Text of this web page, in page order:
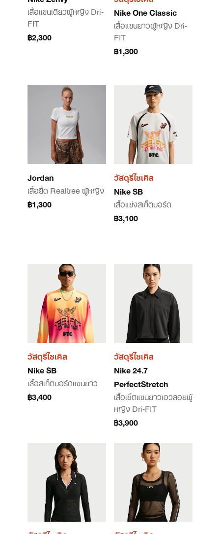
เสื้อแขนเดียวผู้หญิง Dri-
FIT
฿2,300
Nike One Classic
เสื้อแขนยาวผู้หญิง Dri-
FIT
฿1,300
Jordan
เสื้อยืด Realtree ผู้หญิง
฿1,300
วัสดุรีไซเคิล
Nike SB
เสื้อแข่งสเก็ตบอร์ด
฿3,100
วัสดุรีไซเคิล
Nike SB
เสื้อสเก็ตบอร์ดแขนยาว
฿3,400
วัสดุรีไซเคิล
Nike 24.7
PerfectStretch
เสื้อเชิ้ตแขนยาวเอวลอยผู้
หญิง Dri-FIT
฿3,900